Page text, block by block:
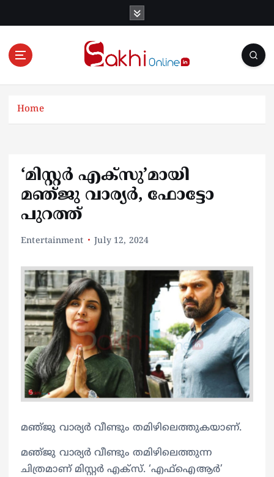
Online News Portal
Home
‘മിസ്റ്റര്‍ എക്സു’മായി
മഞ്‍ജു വാര്യര്‍, ഫോട്ടോ
പുറത്ത്
Entertainment July 12, 2024
മഞ്‍ജു വാര്യര്‍ വീണ്ടും തമിഴിലെത്തുകയാണ്.
മഞ്‍ജു വാര്യര്‍ വീണ്ടും തമിഴിലെത്തുന്ന
ചിത്രമാണ് മിസ്റ്റര്‍ എക്സ്. ‘എഫ്ഐആര്‍’